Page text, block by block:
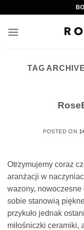
content
TAG
POSTED ON
Otrzymujemy coraz
aranżacji w
wazony, nowoczesne
sobie stanowią
przykuło jednak
miłośniczki ceramiki,